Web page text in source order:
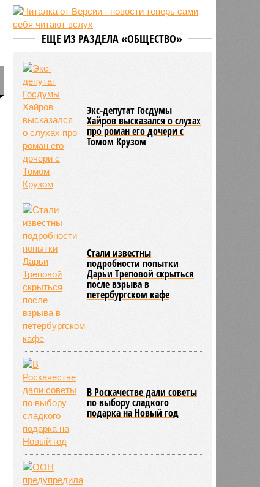
отелях
05/08
Baza: в водопроводной воде в
Тюмени обнаружено превышение
05/08
долларов на «мёртвых душах»
05/08
В Испании потребовали исключить
Марокко из числа организаторов
чемпионата мира 2030 года из-за
миграционного кризиса
ЕЩЕ ИЗ РАЗДЕЛА «ОБЩЕСТВО»
Экс-депутат Госдумы
Хайров высказался о слухах
про роман его дочери с
Томом Крузом
Стали известны
подробности попытки
Дарьи Треповой скрыться
после взрыва в
петербургском кафе
В Роскачестве дали советы
по выбору сладкого
подарка на Новый год